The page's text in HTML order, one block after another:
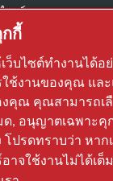
ต์ Atlas Copco
Copco Group
รใช้งานเอง
rights reserved.
กี้
ว็บไซต์ทำงานได้อ
ช้งานของคุณ และ
คุณ คุณสามารถเลื
, อนุญาตเฉพาะคุ
โปรดทราบว่า หา
อาจใช้งานไม่ได้เต็